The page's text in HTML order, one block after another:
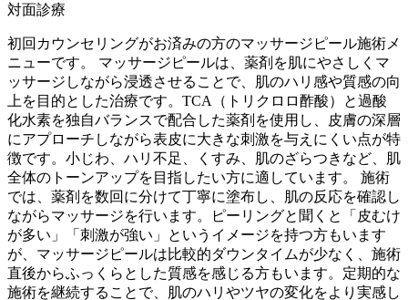
対面診療
初回カウンセリングがお済みの方のマッサージピール施術メ
ニューです。 マッサージピールは、薬剤を肌にやさしくマ
ッサージしながら浸透させることで、肌のハリ感や質感の向
上を目的とした治療です。TCA（トリクロロ酢酸）と過酸
化水素を独自バランスで配合した薬剤を使用し、皮膚の深層
にアプローチしながら表皮に大きな刺激を与えにくい点が特
徴です。小じわ、ハリ不足、くすみ、肌のざらつきなど、肌
全体のトーンアップを目指したい方に適しています。 施術
では、薬剤を数回に分けて丁寧に塗布し、肌の反応を確認し
ながらマッサージを行います。ピーリングと聞くと「皮むけ
が多い」「刺激が強い」というイメージを持つ方もいます
が、マッサージピールは比較的ダウンタイムが少なく、施術
直後からふっくらとした質感を感じる方もいます。定期的な
施術を継続することで、肌のハリやツヤの変化をより実感し